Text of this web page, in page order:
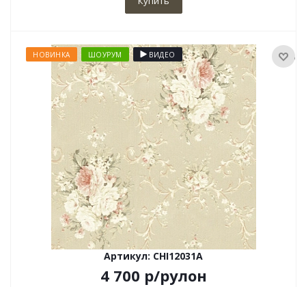
НОВИНКА ШОУРУМ ВИДЕО
Артикул: CHI12031A
4 700 р/рулон